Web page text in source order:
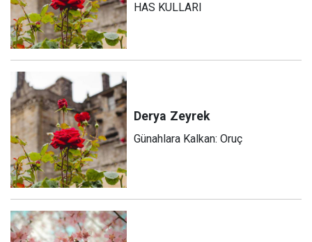
HAS KULLARI
Derya Zeyrek
Günahlara Kalkan: Oruç